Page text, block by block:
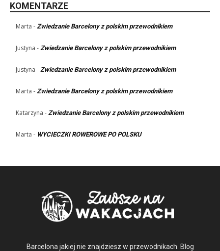
KOMENTARZE
Marta - Zwiedzanie Barcelony z polskim przewodnikiem
Justyna - Zwiedzanie Barcelony z polskim przewodnikiem
Justyna - Zwiedzanie Barcelony z polskim przewodnikiem
Marta - Zwiedzanie Barcelony z polskim przewodnikiem
Katarzyna - Zwiedzanie Barcelony z polskim przewodnikiem
Marta - WYCIECZKI ROWEROWE PO POLSKU
Barcelona jakiej nie znajdziesz w przewodnikach. Blog